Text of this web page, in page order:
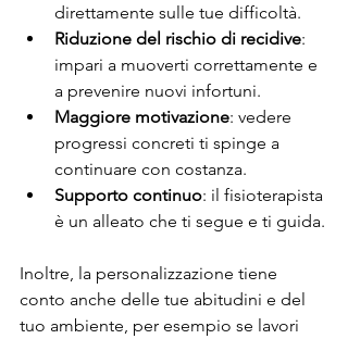
direttamente sulle tue difficoltà.
Riduzione del rischio di recidive:
impari a muoverti correttamente e
a prevenire nuovi infortuni.
Maggiore motivazione: vedere
progressi concreti ti spinge a
continuare con costanza.
Supporto continuo: il fisioterapista
è un alleato che ti segue e ti guida.
Inoltre, la personalizzazione tiene
conto anche delle tue abitudini e del
tuo ambiente, per esempio se lavori